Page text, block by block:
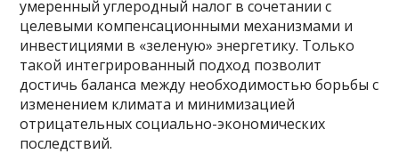
умеренный углеродный налог в сочетании с
целевыми компенсационными механизмами и
инвестициями в «зеленую» энергетику. Только
такой интегрированный подход позволит
достичь баланса между необходимостью борьбы с
изменением климата и минимизацией
отрицательных социально-экономических
последствий.